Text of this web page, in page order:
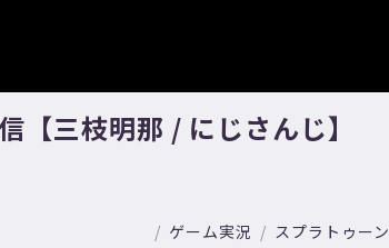
【三枝明那 / にじさんじ】
ゲーム実況 スプラトゥーン